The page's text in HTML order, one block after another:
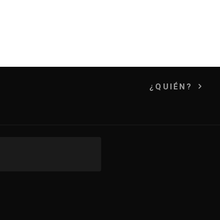
¿QUIÉN?